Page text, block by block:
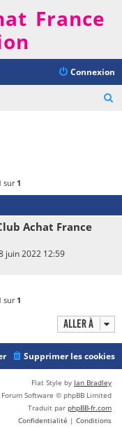
France
Connexion
sur 1
Achat France
juin 2022 12:59
sur 1
Aller à
Supprimer les cookies
Flat Style by Ian Bradley
Software © phpBB Limited
Traduit par phpBB-fr.com
Confidentialité | Conditions